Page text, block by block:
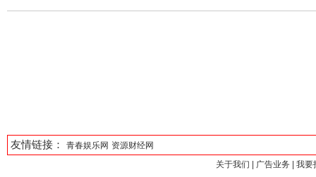
友情链接： 青春娱乐网 资源财经网
关于我们
广告业务
我要